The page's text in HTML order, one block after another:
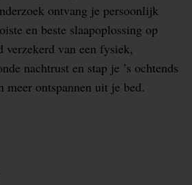
ontvang je persoonlijk
en beste slaapoplossing op
van een fysiek,
nachtrust en stap je ’s ochtends
meer ontspannen uit je bed.